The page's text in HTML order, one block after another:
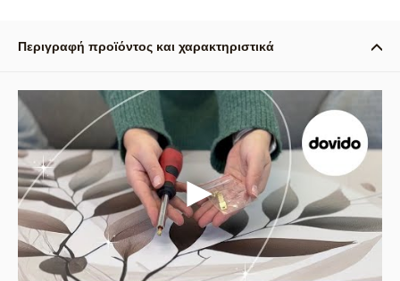
Περιγραφή προϊόντος και χαρακτηριστικά